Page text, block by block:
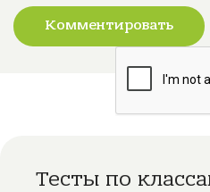
Комментировать
Тесты по